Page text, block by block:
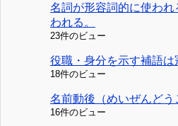
名詞が形容詞的に使わ
われる。
23件のビュー
役職・身分を示す補語は
18件のビュー
名前動後（めいぜんどう
16件のビュー